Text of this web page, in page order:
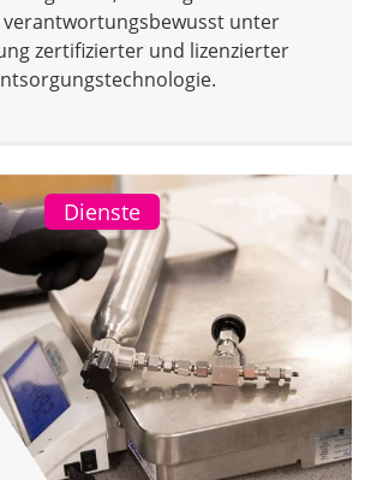
unter
zertifizierter und lizenzierter
Dienste